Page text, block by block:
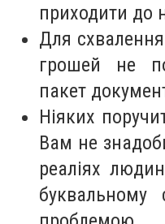
приходити до
Для
грошей не
пакет
Ніяких
Вам не
реаліях